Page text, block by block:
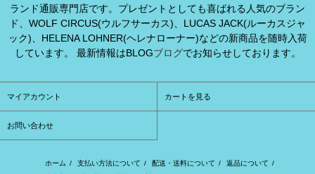
ランド通販専門店です。プレゼントとしても喜ばれる人気のブラン
ド、WOLF CIRCUS(ウルフサーカス)、LUCAS JACK(ルーカスジャ
ック)、HELENA LOHNER(ヘレナローナー)などの新商品を随時入荷
しています。 最新情報はBLOGブログでお知らせしております。
マイアカウント カートを見る
お問い合わせ
ホーム / 支払い方法について / 配送・送料について / 返品について /